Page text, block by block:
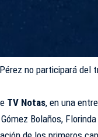
no participará del
TV Notas, en una
Bolaños,